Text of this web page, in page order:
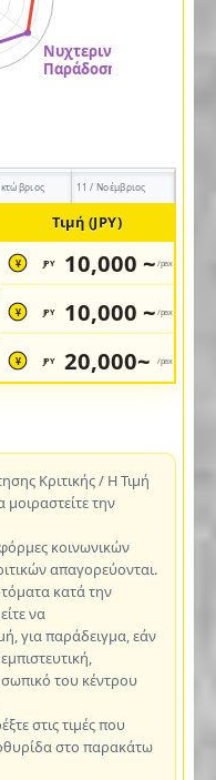
11 / Νοέμβριος
Τιμή (JPY)
¥ JPY 10,000 ~ /pax
¥ JPY 10,000 ~ /pax
¥ JPY 20,000~ /pax
Κριτικής / Η Τιμή
μοιραστείτε την
κοινωνικών
απαγορεύονται.
κατά την
να
για παράδειγμα, εάν
του κέντρου
στις τιμές που
στο παρακάτω